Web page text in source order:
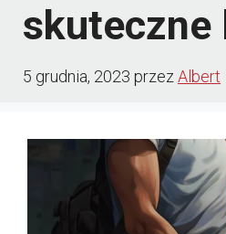
skuteczne
5 grudnia, 2023 przez Albert